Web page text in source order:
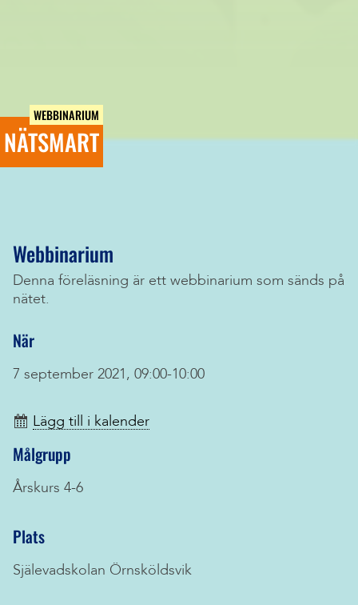
WEBBINARIUM
NÄTSMART
Webbinarium
Denna föreläsning är ett webbinarium som sänds på
nätet.
När
7 september 2021, 09:00-10:00
Lägg till i kalender
Målgrupp
Årskurs 4-6
Plats
Själevadskolan Örnsköldsvik